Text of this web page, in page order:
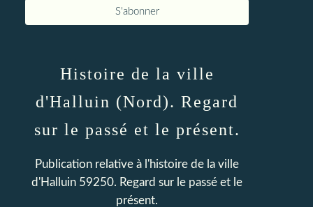
Histoire de la ville
d'Halluin (Nord). Regard
sur le passé et le présent.
Publication relative à l'histoire de la ville
d'Halluin 59250. Regard sur le passé et le
présent.